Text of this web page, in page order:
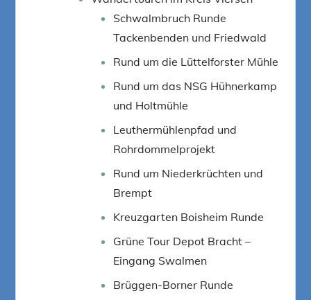
Schwalmbruch Runde
Tackenbenden und Friedwald
Rund um die Lüttelforster Mühle
Rund um das NSG Hühnerkamp
und Holtmühle
Leuthermühlenpfad und
Rohrdommelprojekt
Rund um Niederkrüchten und
Brempt
Kreuzgarten Boisheim Runde
Grüne Tour Depot Bracht –
Eingang Swalmen
Brüggen-Borner Runde